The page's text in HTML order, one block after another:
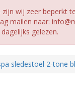
wij zeer beperkt
mailen naar:
gelezen.
sledestoel 2-tone